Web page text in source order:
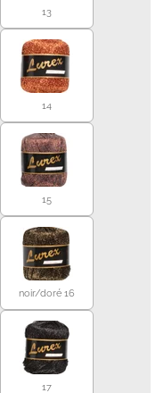
13
14
15
noir/doré 16
17